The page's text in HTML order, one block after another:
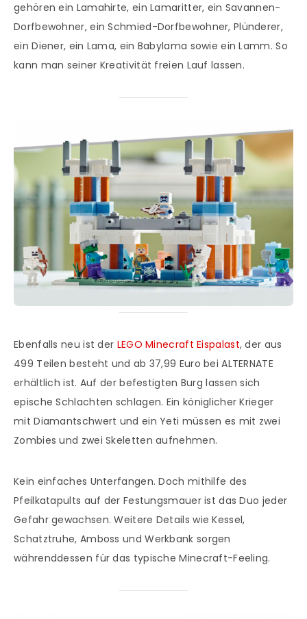
gehören ein Lamahirte, ein Lamaritter, ein Savannen-
Dorfbewohner, ein Schmied-Dorfbewohner, Plünderer,
ein Diener, ein Lama, ein Babylama sowie ein Lamm. So
kann man seiner Kreativität freien Lauf lassen.
Ebenfalls neu ist der LEGO Minecraft Eispalast, der aus
499 Teilen besteht und ab 37,99 Euro bei ALTERNATE
erhältlich ist. Auf der befestigten Burg lassen sich
epische Schlachten schlagen. Ein königlicher Krieger
mit Diamantschwert und ein Yeti müssen es mit zwei
Zombies und zwei Skeletten aufnehmen.
Kein einfaches Unterfangen. Doch mithilfe des
Pfeilkatapults auf der Festungsmauer ist das Duo jeder
Gefahr gewachsen. Weitere Details wie Kessel,
Schatztruhe, Amboss und Werkbank sorgen
währenddessen für das typische Minecraft-Feeling.